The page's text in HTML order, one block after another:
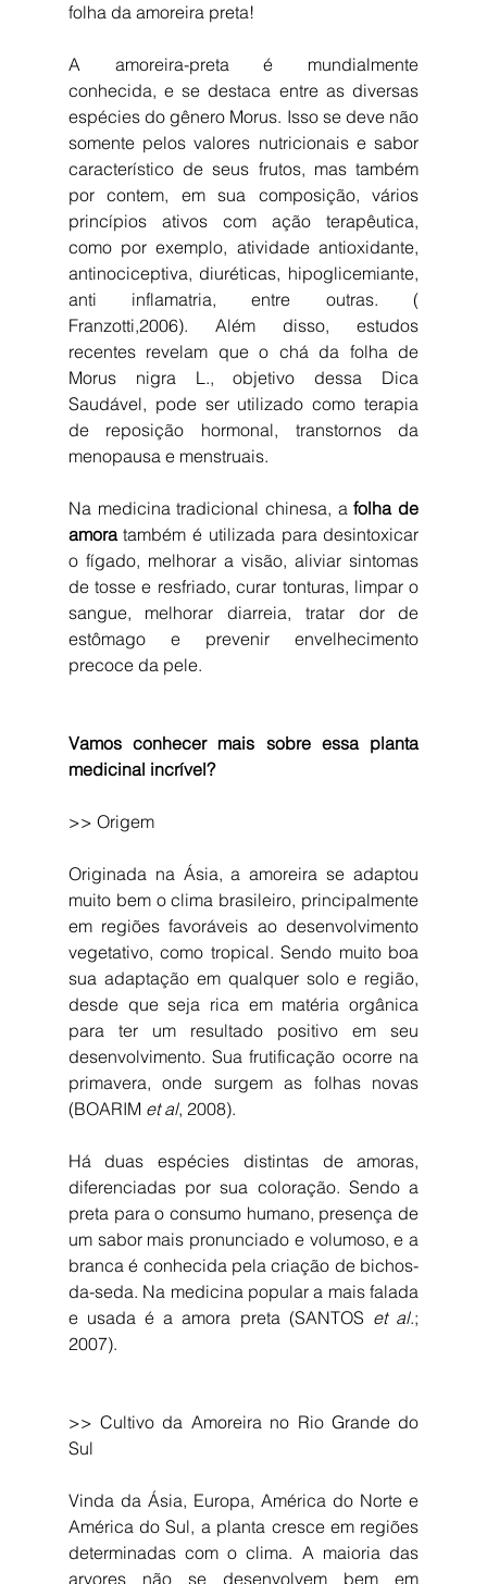
folha da amoreira preta!
A amoreira-preta é mundialmente
conhecida, e se destaca entre as diversas
espécies do gênero Morus. Isso se deve não
somente pelos valores nutricionais e sabor
característico de seus frutos, mas também
por contem, em sua composição, vários
princípios ativos com ação terapêutica,
como por exemplo, atividade antioxidante,
antinociceptiva, diuréticas, hipoglicemiante,
anti inflamatria, entre outras. (
Franzotti,2006). Além disso, estudos
recentes revelam que o chá da folha de
Morus nigra L., objetivo dessa Dica
Saudável, pode ser utilizado como terapia
de reposição hormonal, transtornos da
menopausa e menstruais.
Na medicina tradicional chinesa, a folha de
amora também é utilizada para desintoxicar
o fígado, melhorar a visão, aliviar sintomas
de tosse e resfriado, curar tonturas, limpar o
sangue, melhorar diarreia, tratar dor de
estômago e prevenir envelhecimento
precoce da pele.
Vamos conhecer mais sobre essa planta
medicinal incrível?
>> Origem
Originada na Ásia, a amoreira se adaptou
muito bem o clima brasileiro, principalmente
em regiões favoráveis ao desenvolvimento
vegetativo, como tropical. Sendo muito boa
sua adaptação em qualquer solo e região,
desde que seja rica em matéria orgânica
para ter um resultado positivo em seu
desenvolvimento. Sua frutificação ocorre na
primavera, onde surgem as folhas novas
(BOARIM et al, 2008).
Há duas espécies distintas de amoras,
diferenciadas por sua coloração. Sendo a
preta para o consumo humano, presença de
um sabor mais pronunciado e volumoso, e a
branca é conhecida pela criação de bichos-
da-seda. Na medicina popular a mais falada
e usada é a amora preta (SANTOS et al.;
2007).
>> Cultivo da Amoreira no Rio Grande do
Sul
Vinda da Ásia, Europa, América do Norte e
América do Sul, a planta cresce em regiões
determinadas com o clima. A maioria das
arvores não se desenvolvem bem em